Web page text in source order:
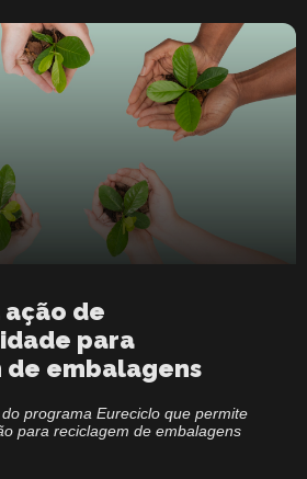
de
para
embalagens
programa Eureciclo que permite
para reciclagem de embalagens